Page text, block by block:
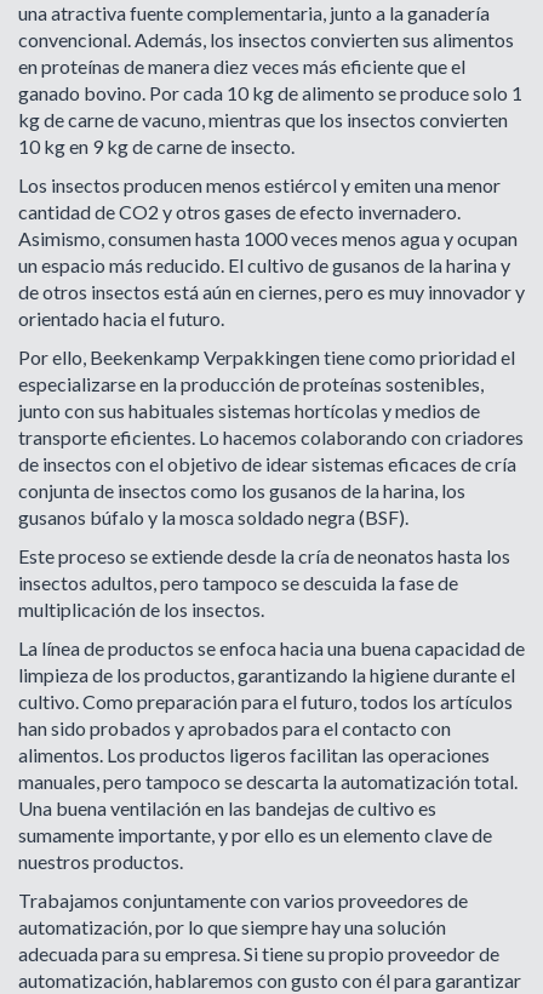
una atractiva fuente complementaria, junto a la ganadería
convencional. Además, los insectos convierten sus alimentos
en proteínas de manera diez veces más eficiente que el
ganado bovino. Por cada 10 kg de alimento se produce solo 1
kg de carne de vacuno, mientras que los insectos convierten
10 kg en 9 kg de carne de insecto.
Los insectos producen menos estiércol y emiten una menor
cantidad de CO2 y otros gases de efecto invernadero.
Asimismo, consumen hasta 1000 veces menos agua y ocupan
un espacio más reducido. El cultivo de gusanos de la harina y
de otros insectos está aún en ciernes, pero es muy innovador y
orientado hacia el futuro.
Por ello, Beekenkamp Verpakkingen tiene como prioridad el
especializarse en la producción de proteínas sostenibles,
junto con sus habituales sistemas hortícolas y medios de
transporte eficientes. Lo hacemos colaborando con criadores
de insectos con el objetivo de idear sistemas eficaces de cría
conjunta de insectos como los gusanos de la harina, los
gusanos búfalo y la mosca soldado negra (BSF).
Este proceso se extiende desde la cría de neonatos hasta los
insectos adultos, pero tampoco se descuida la fase de
multiplicación de los insectos.
La línea de productos se enfoca hacia una buena capacidad de
limpieza de los productos, garantizando la higiene durante el
cultivo. Como preparación para el futuro, todos los artículos
han sido probados y aprobados para el contacto con
alimentos. Los productos ligeros facilitan las operaciones
manuales, pero tampoco se descarta la automatización total.
Una buena ventilación en las bandejas de cultivo es
sumamente importante, y por ello es un elemento clave de
nuestros productos.
Trabajamos conjuntamente con varios proveedores de
automatización, por lo que siempre hay una solución
adecuada para su empresa. Si tiene su propio proveedor de
automatización, hablaremos con gusto con él para garantizar